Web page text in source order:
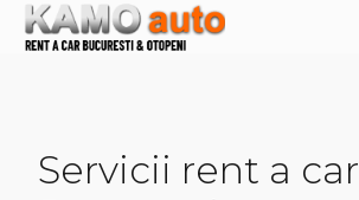
Servicii rent a car